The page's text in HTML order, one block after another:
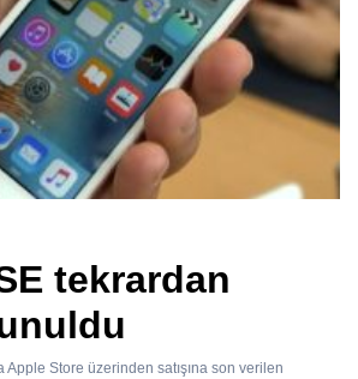
tekrardan
Apple Store üzerinden satışına son verilen